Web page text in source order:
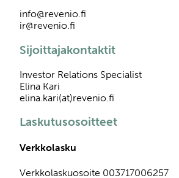
info@revenio.fi
ir@revenio.fi
Sijoittajakontaktit
Investor Relations Specialist
Elina Kari
elina.kari(at)revenio.fi
Laskutusosoitteet
Verkkolasku
Verkkolaskuosoite 003717006257